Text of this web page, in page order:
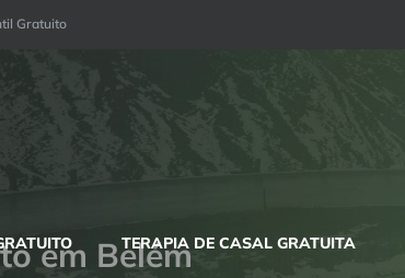
Gratuito
TERAPIA DE CASAL GRATUITA
em Belém